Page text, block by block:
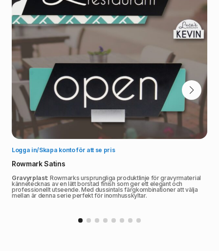
Logga in/Skapa konto för att se pris
Rowmark Satins
Gravyrplast: Rowmarks ursprungliga produktlinje för gravyrmaterial
kännetecknas av en lätt borstad finish som ger ett elegant och
professionellt utseende. Med dussintals färgkombinationer att välja
mellan är denna serie perfekt för inomhusskyltar.